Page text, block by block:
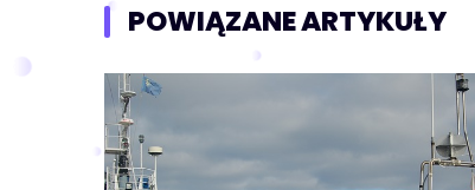
POWIĄZANE ARTYKUŁY